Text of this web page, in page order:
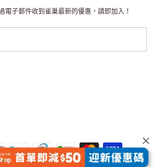
Gusto®咖啡機
電子郵件收到雀巢最新的優惠，請即加入！